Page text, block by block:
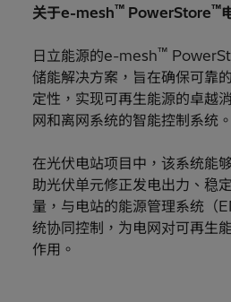
关于e-mesh™ PowerStore™
日立能源的e-mesh™
储能解决方案，旨在确保可靠
定性，实现可再生能源的卓越
网和离网系统的智能控制系统。
在光伏电站项目中，该系统能
助光伏单元修正发电出力、稳
量，与电站的能源管理系统（
统协同控制，为电网对可再生
作用。